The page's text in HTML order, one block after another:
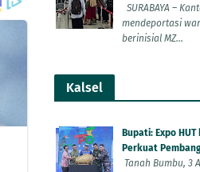
SURABAYA –
mendeportasi
berinisial MZ...
Kalsel
Bupati: Expo
Perkuat
Tanah Bumbu, 3